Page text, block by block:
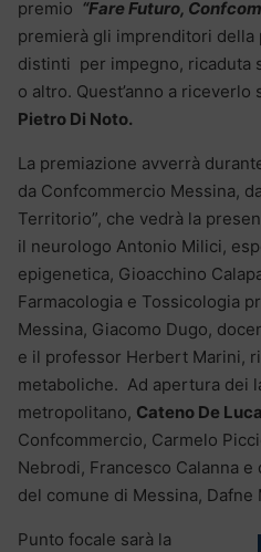
premio “Fare Futuro,
premierà gli imprenditori della
distinti per impegno, ricaduta
o altro. Quest’anno a riceverlo
Pietro Di Noto.
La premiazione avverrà
da Confcommercio Messina,
Territorio”, che vedrà la
il neurologo Antonio Milici,
epigenetica, Gioacchino
Farmacologia e Tossicologia
Messina, Giacomo Dugo,
e il professor Herbert Marini,
metaboliche. Ad apertura dei
metropolitano, Cateno De Luca
Confcommercio, Carmelo
Nebrodi, Francesco Calanna e
del comune di Messina, Dafne
Punto focale sarà la